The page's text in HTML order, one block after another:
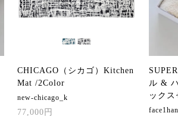
CHICAGO（シカゴ）Kitchen
Mat /2Color
new-chicago_k
77,000円
ル &
ックス